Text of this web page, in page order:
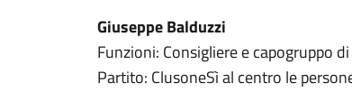
Giuseppe Balduzzi
Funzioni: Consigliere e capogruppo
Partito: ClusoneSì al centro le